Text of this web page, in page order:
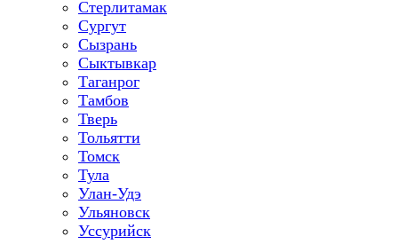
Стерлитамак
Сургут
Сызрань
Сыктывкар
Таганрог
Тамбов
Тверь
Тольятти
Томск
Тула
Улан-Удэ
Ульяновск
Уссурийск